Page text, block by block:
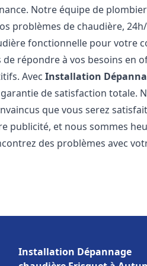
Notre équipe de
problèmes de chaudière,
fonctionnelle pour votre
répondre à vos besoins en
AvecInstallation
de satisfaction totale.
que vous serez
publicité, et nous sommes
des problèmes avec
Installation Dépannage